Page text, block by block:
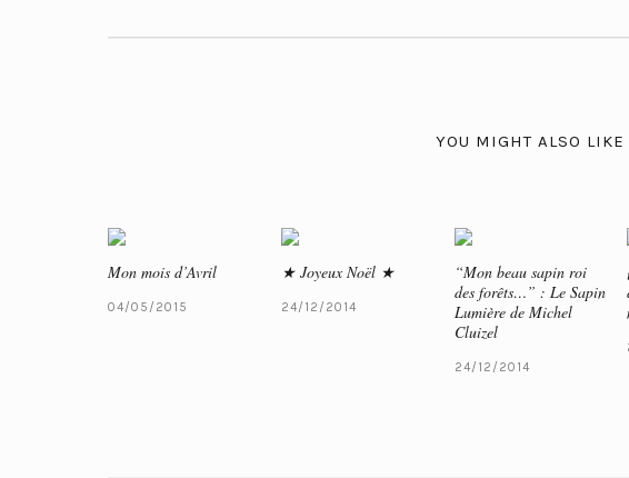
YOU MIGHT ALSO LIKE
Mon mois d’Avril
04/05/2015
★ Joyeux Noël ★
24/12/2014
“Mon beau sapin roi
des forêts…” : Le Sapin
Lumière de Michel
Cluizel
24/12/2014